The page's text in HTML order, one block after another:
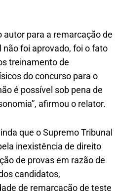
autor para a remarcação de
não foi aprovado, foi o fato
treinamento de
do concurso para o
é possível sob pena de
afirmou o relator.
que o Supremo Tribunal
inexistência de direito
de provas em razão de
candidatos,
de remarcação de teste